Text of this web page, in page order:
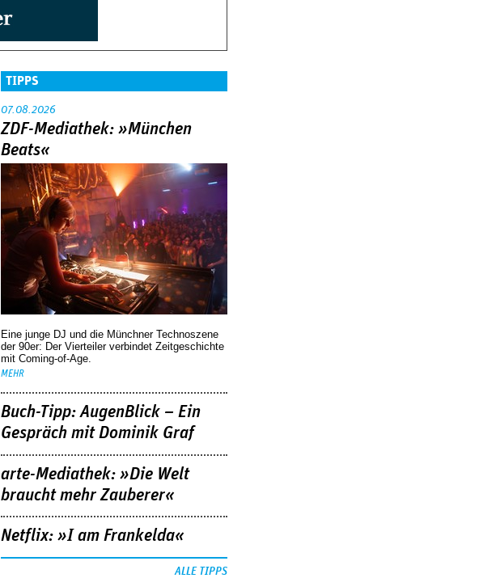
TIPPS
07.08.2026
ZDF-Mediathek: »München
Beats«
Eine junge DJ und die Münchner Technoszene
der 90er: Der Vierteiler verbindet Zeitgeschichte
mit Coming-of-Age.
MEHR
Buch-Tipp: AugenBlick – Ein
Gespräch mit Dominik Graf
arte-Mediathek: »Die Welt
braucht mehr Zauberer«
Netflix: »I am Frankelda«
ALLE TIPPS